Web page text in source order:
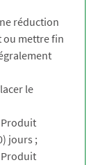
réduction
ou mettre fin
le
jours ;